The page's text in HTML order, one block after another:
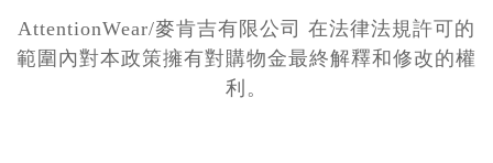
AttentionWear/麥肯吉有限公司 在法律法規許可的
範圍內對本政策擁有對購物金最終解釋和修改的權
利。